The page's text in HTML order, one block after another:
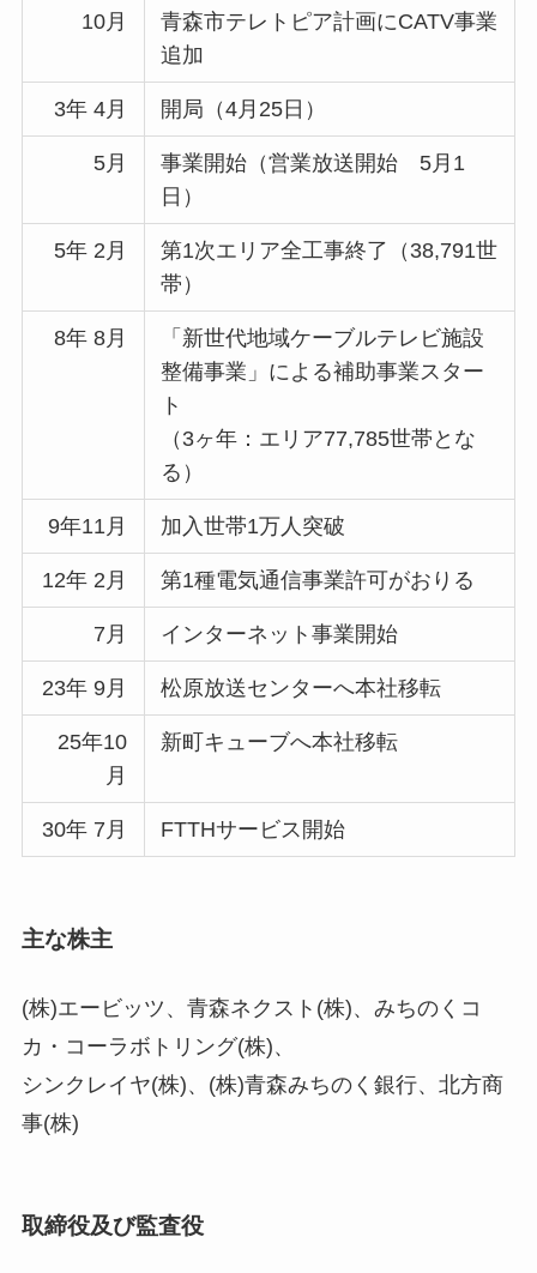
10月
青森市テレトピア計画にCATV事業
追加
3年 4月 開局（4月25日）
5月
事業開始（営業放送開始 5月1
日）
5年 2月
第1次エリア全工事終了（38,791世
帯）
8年 8月
「新世代地域ケーブルテレビ施設
整備事業」による補助事業スター
ト
（3ヶ年：エリア77,785世帯とな
る）
9年11月 加入世帯1万人突破
12年 2月 第1種電気通信事業許可がおりる
7月 インターネット事業開始
23年 9月 松原放送センターへ本社移転
25年10
月
新町キューブへ本社移転
30年 7月 FTTHサービス開始
主な株主
(株)エービッツ、青森ネクスト(株)、みちのくコ
カ・コーラボトリング(株)、
シンクレイヤ(株)、(株)青森みちのく銀行、北方商
事(株)
取締役及び監査役